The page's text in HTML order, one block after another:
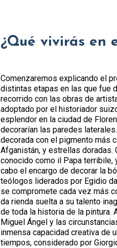
¿Qué vivirás en
Comenzaremos explicando el
distintas etapas en las que fue
recorrido con las obras de
adoptado por el historiador
esplendor en la ciudad de
decorarían las paredes
decorada con el pigmento más
Afganistán, y estrellas doradas.
conocido como il Papa
cabo el encargo de decorar la
teólogos liderados por Egidio
se compromete cada vez más
da rienda suelta a su talento
de toda la historia de la pintura.
Miguel Ángel y las
inmensa capacidad creativa
tiempos, considerado por